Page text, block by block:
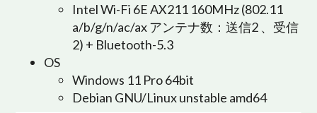
Intel Wi-Fi 6E AX211 160MHz (802.11
a/b/g/n/ac/ax アンテナ数：送信2 、受信
2) + Bluetooth-5.3
OS
Windows 11 Pro 64bit
Debian GNU/Linux unstable amd64